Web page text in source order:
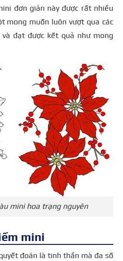
đơn giản này được rất nhiều
mong muốn luôn vượt qua các
đạt được kết quả như mong
mini hoa trạng nguyên
mini
đoán là tinh thần mà đa số